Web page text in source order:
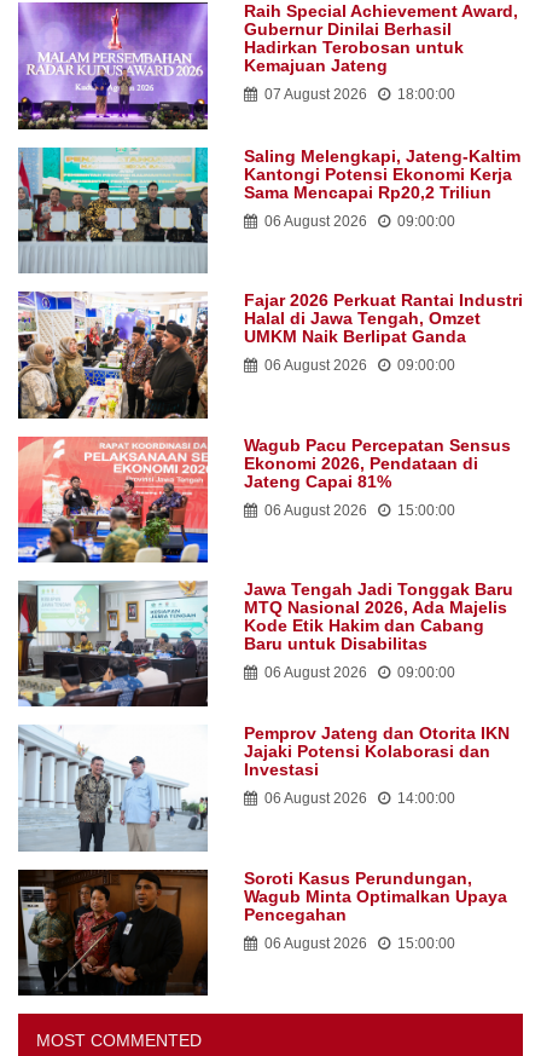
Raih Special Achievement Award,
Gubernur Dinilai Berhasil
Hadirkan Terobosan untuk
Kemajuan Jateng
07 August 2026 18:00:00
Saling Melengkapi, Jateng-Kaltim
Kantongi Potensi Ekonomi Kerja
Sama Mencapai Rp20,2 Triliun
06 August 2026 09:00:00
Fajar 2026 Perkuat Rantai Industri
Halal di Jawa Tengah, Omzet
UMKM Naik Berlipat Ganda
06 August 2026 09:00:00
Wagub Pacu Percepatan Sensus
Ekonomi 2026, Pendataan di
Jateng Capai 81%
06 August 2026 15:00:00
Jawa Tengah Jadi Tonggak Baru
MTQ Nasional 2026, Ada Majelis
Kode Etik Hakim dan Cabang
Baru untuk Disabilitas
06 August 2026 09:00:00
Pemprov Jateng dan Otorita IKN
Jajaki Potensi Kolaborasi dan
Investasi
06 August 2026 14:00:00
Soroti Kasus Perundungan,
Wagub Minta Optimalkan Upaya
Pencegahan
06 August 2026 15:00:00
MOST COMMENTED